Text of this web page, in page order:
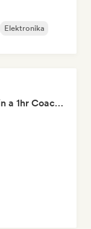
Elektronika
Grow Your Artist Career in a 1hr Coaching Session